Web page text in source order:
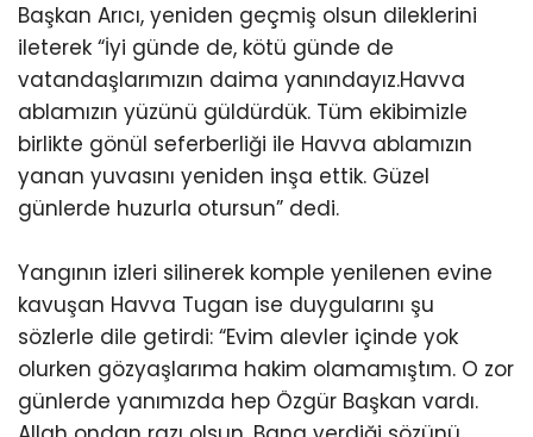
Başkan Arıcı, yeniden geçmiş olsun dileklerini
ileterek “İyi günde de, kötü günde de
vatandaşlarımızın daima yanındayız.Havva
ablamızın yüzünü güldürdük. Tüm ekibimizle
birlikte gönül seferberliği ile Havva ablamızın
yanan yuvasını yeniden inşa ettik. Güzel
günlerde huzurla otursun” dedi.
Yangının izleri silinerek komple yenilenen evine
kavuşan Havva Tugan ise duygularını şu
sözlerle dile getirdi: “Evim alevler içinde yok
olurken gözyaşlarıma hakim olamamıştım. O zor
günlerde yanımızda hep Özgür Başkan vardı.